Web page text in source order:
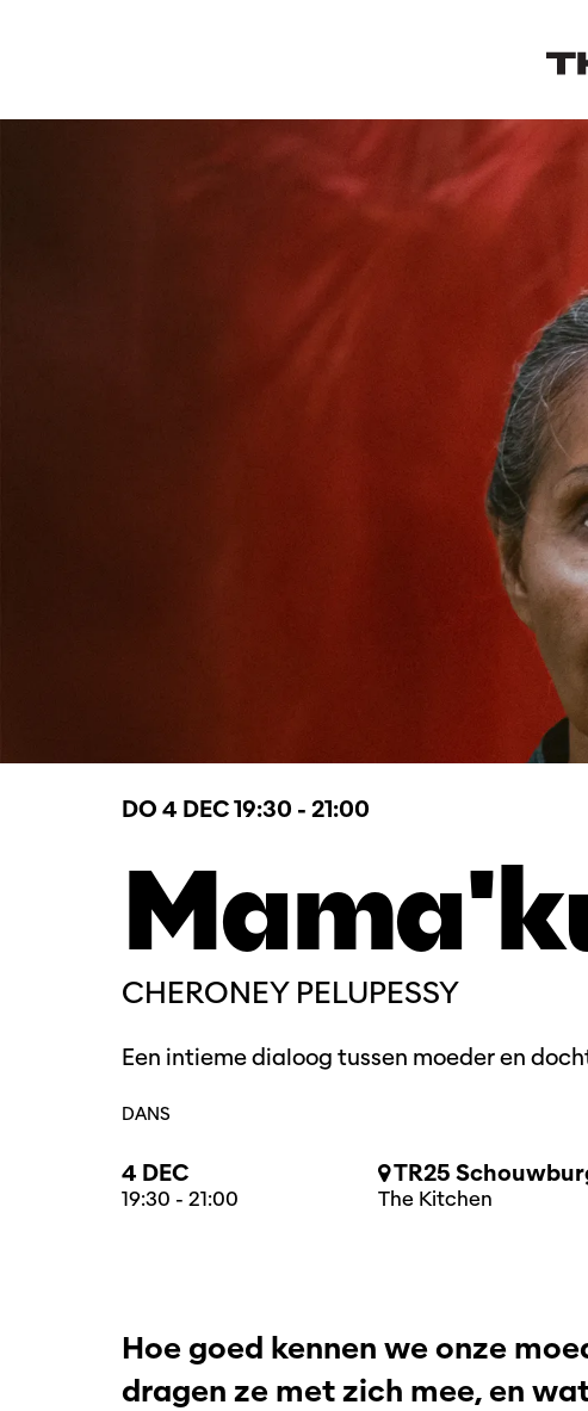
CHERONEY PELUPESSY
DO 4 DEC19:30 - 21:00
Een intieme dialoog tussen moeder en
DANS
4 DEC
19:30 - 21:00
TR25
The Kitchen
Hoe goed kennen we onze
dragen ze met zich mee, en